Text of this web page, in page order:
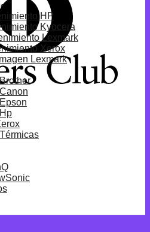
HP
Kyocera
Lexmark
Xerox
Lexmark